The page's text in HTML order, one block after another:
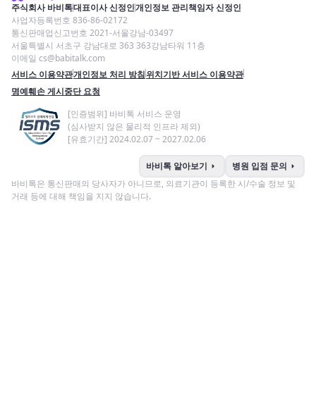
주식회사 바비톡대표이사 신정인개인정보 관리책임자 신정인
사업자등록번호 836-86-02172
통신판매업신고번호 2021-서울강남-03497
서울특별시 서초구 강남대로 363 363강남타워 11층
이메일 cs@babitalk.com
서비스 이용약관개인정보 처리 방침위치기반 서비스 이용약관
명예훼손 게시중단 요청
[인증범위] 바비톡 서비스 운영
(심사받지 않은 물리적 인프라 제외)
[유효기간] 2024.02.07 ~ 2027.02.06
바비톡 알아보기 arrow_right 병원 입점 문의 arrow_right
바비톡은 통신판매의 당사자가 아니므로, 의료기관이 등록한 시/수술 정보 및
거래 등에 대해 책임을 지지 않습니다.